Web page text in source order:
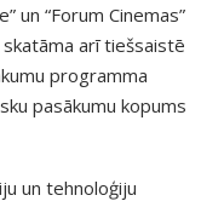
un “Forum Cinemas”
arī tiešsaistē
programma
pasākumu kopums
un tehnoloģiju